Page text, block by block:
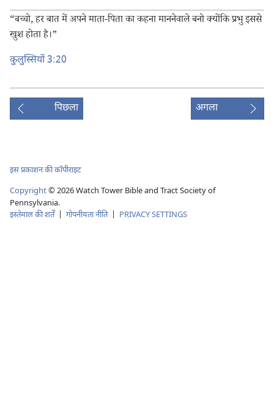
“बच्चो, हर बात में अपने माता-पिता का कहना माननेवाले बनो क्योंकि प्रभु इससे
खुश होता है।”
कुलुस्सियों 3:20
पिछला अगला
इस प्रकाशन की कॉपीराइट
Copyright© 2026 Watch Tower Bible and Tract Society of
Pennsylvania.
इस्तेमाल की शर्तें| गोपनीयता नीति| PRIVACY SETTINGS